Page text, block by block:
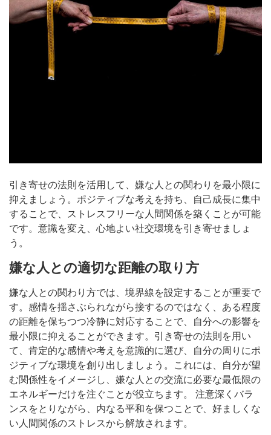
引き寄せの法則を活用して、嫌な人との関わりを最小限に
抑えましょう。ポジティブな考えを持ち、自己成長に集中
することで、ストレスフリーな人間関係を築くことが可能
です。意識を変え、心地よい社交環境を引き寄せましょ
う。
嫌な人との適切な距離の取り方
嫌な人との関わり方では、境界線を設定することが重要で
す。感情を揺さぶられながら接するのではなく、ある程度
の距離を保ちつつ冷静に対応することで、自分への影響を
最小限に抑えることができます。引き寄せの法則を用い
て、肯定的な感情や考えを意識的に選び、自分の周りにポ
ジティブな環境を創り出しましょう。これには、自分が望
む関係性をイメージし、嫌な人との交流に必要な最低限の
エネルギーだけを注ぐことが役立ちます。 注意深くバラ
ンスをとりながら、内なる平和を保つことで、好ましくな
い人間関係のストレスから解放されます。